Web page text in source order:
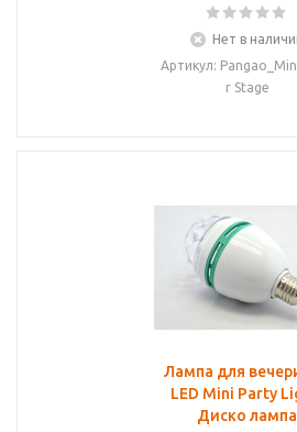
Нет в
Артикул:
r Stage
Лампа для
LED Mini Party
Диско лампа